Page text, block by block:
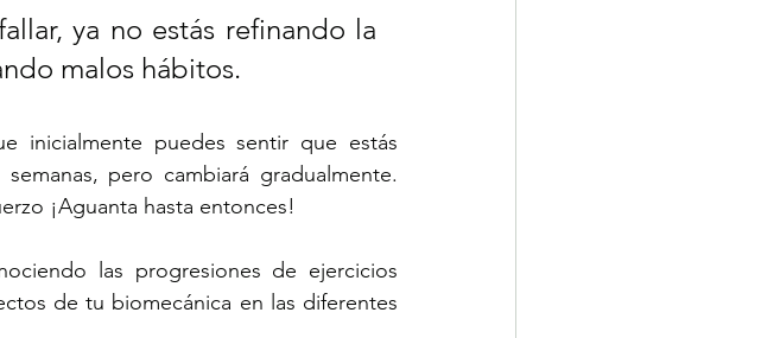
ya no estás refinando la
malos hábitos.
inicialmente puedes sentir que estás
pero cambiará gradualmente.
¡Aguanta hasta entonces!
las progresiones de ejercicios
de tu biomecánica en las diferentes